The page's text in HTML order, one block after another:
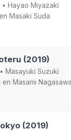
• Hayao Miyazaki
en Masaki Suda
(2019)
• Masayuki Suzuki
en Masami
(2019)